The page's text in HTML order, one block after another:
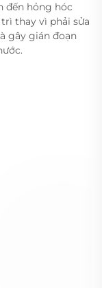
đến hỏng hóc
thay vì phải sửa
gây gián đoạn